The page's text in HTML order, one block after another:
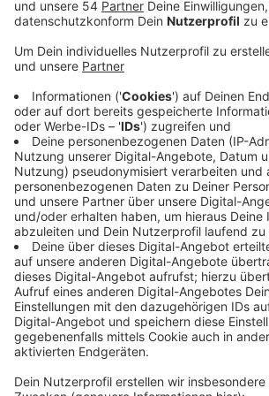
Die LEG verspricht einen 95 Prozent
Energiebedarf in den sanierten
Monaten wurden 8 Gebäude mit 47
saniert. Dabei wurden Gasthermen und
mit neuen Wärmepumpen
wurden die Fassaden mit neuen
Fenster, Rolläden und
Für die Fassadenelemente hat das
Laserscanning-Technologie
Bauteile industriell vorfertigen zu
Bauzeit verkürzen. Im kommenden Jahr
150 Wohneinheiten im eigenen